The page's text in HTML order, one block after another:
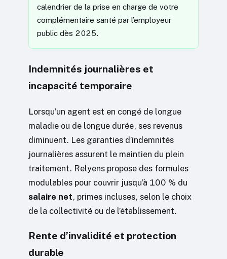
calendrier de la prise en charge de votre
complémentaire santé par l’employeur
public dès 2025.
Indemnités journalières et
incapacité temporaire
Lorsqu’un agent est en congé de longue
maladie ou de longue durée, ses revenus
diminuent. Les garanties d’indemnités
journalières assurent le maintien du plein
traitement. Relyens propose des formules
modulables pour couvrir jusqu’à 100 % du
salaire net, primes incluses, selon le choix
de la collectivité ou de l’établissement.
Rente d’invalidité et protection
durable